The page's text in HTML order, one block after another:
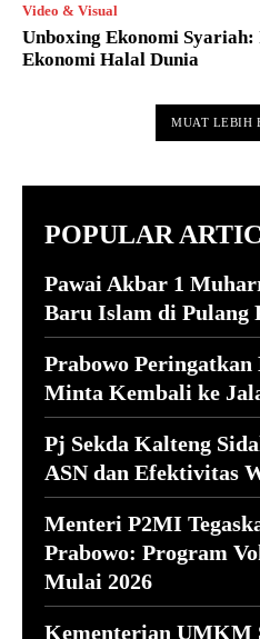
Video & Visual
Unboxing Ekonomi Syariah:
Ekonomi Halal Dunia
MUAT LEBIH
POPULAR
Pawai Akbar 1
Baru Islam di Pulang
Prabowo
Minta Kembali ke
Pj Sekda Kalteng
ASN dan Efektivitas
Menteri P2MI
Prabowo: Program
Mulai 2026
Kementerian UMKM